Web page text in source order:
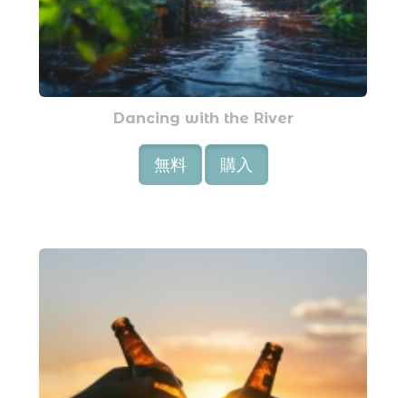
Dancing with the River
無料 購入